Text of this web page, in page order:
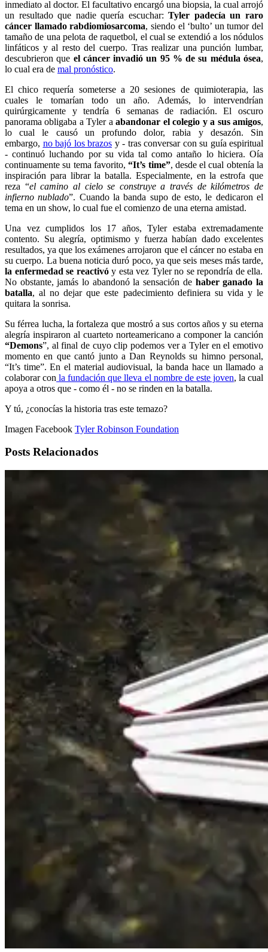
inmediato al doctor. El facultativo encargó una biopsia, la cual arrojó
un resultado que nadie quería escuchar:Tyler padecía un raro
cáncer llamado rabdiomiosarcoma, siendo el ‘bulto’ un tumor del
tamaño de una pelota de raquetbol, el cual se extendió a los nódulos
linfáticos y al resto del cuerpo. Tras realizar una punción lumbar,
descubrieron que el cáncer invadió un 95 % de su médula ósea,
lo cual era de mal pronóstico.
El chico requería someterse a 20 sesiones de quimioterapia, las
cuales le tomarían todo un año. Además, lo intervendrían
quirúrgicamente y tendría 6 semanas de radiación. El oscuro
panorama obligaba a Tyler aabandonar el colegio y a sus amigos,
lo cual le causó un profundo dolor, rabia y desazón. Sin
embargo, no bajó los brazos y - tras conversar con su guía espiritual
- continuó luchando por su vida tal como antaño lo hiciera. Oía
continuamente su tema favorito,“It’s time”, desde el cual obtenía la
inspiración para librar la batalla. Especialmente, en la estrofa que
reza “el camino al cielo se construye a través de kilómetros de
infierno nublado”. Cuando la banda supo de esto, le dedicaron el
tema en un show, lo cual fue el comienzo de una eterna amistad.
Una vez cumplidos los 17 años, Tyler estaba extremadamente
contento. Su alegría, optimismo y fuerza habían dado excelentes
resultados, ya que los exámenes arrojaron que el cáncer no estaba en
su cuerpo. La buena noticia duró poco, ya que seis meses más tarde,
la enfermedad se reactivóy esta vez Tyler no se repondría de ella.
No obstante, jamás lo abandonó la sensación de haber ganado la
batalla, al no dejar que este padecimiento definiera su vida y le
quitara la sonrisa.
Su férrea lucha, la fortaleza que mostró a sus cortos años y su eterna
alegría inspiraron al cuarteto norteamericano a componer la canción
“Demons”, al final de cuyo clip podemos ver a Tyler en el emotivo
momento en que cantó junto a Dan Reynolds su himno personal,
“It’s time”. En el material audiovisual, la banda hace un llamado a
colaborar con la fundación que lleva el nombre de este joven, la cual
apoya a otros que - como él - no se rinden en la batalla.
Y tú, ¿conocías la historia tras este temazo?
Imagen Facebook Tyler Robinson Foundation
Posts Relacionados